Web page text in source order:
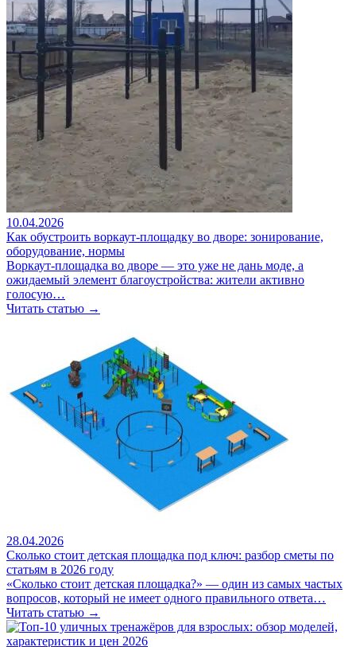
10.04.2026
Как обустроить воркаут-площадку во дворе: зонирование,
оборудование, нормы
Воркаут-площадка во дворе — это уже не дань моде, а
ожидаемый элемент благоустройства: жители активно
голосую…
Читать статью →
28.04.2026
Сколько стоит детская площадка под ключ: разбор сметы по
статьям в 2026 году
«Сколько стоит детская площадка?» — один из самых частых
вопросов, который не имеет одного правильного ответа…
Читать статью →